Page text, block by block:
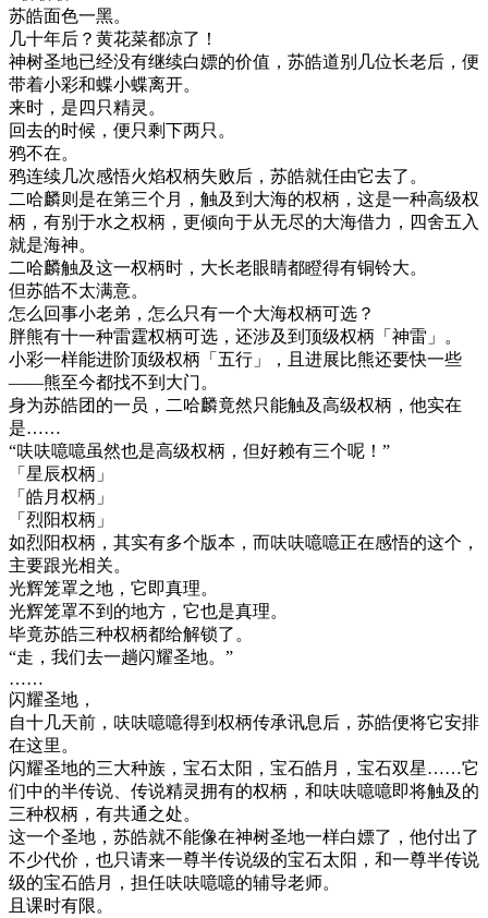
苏皓面色一黑。
几十年后？黄花菜都凉了！
神树圣地已经没有继续白嫖的价值，苏皓道别几位长老后，便
带着小彩和蝶小蝶离开。
来时，是四只精灵。
回去的时候，便只剩下两只。
鸦不在。
鸦连续几次感悟火焰权柄失败后，苏皓就任由它去了。
二哈麟则是在第三个月，触及到大海的权柄，这是一种高级权
柄，有别于水之权柄，更倾向于从无尽的大海借力，四舍五入
就是海神。
二哈麟触及这一权柄时，大长老眼睛都瞪得有铜铃大。
但苏皓不太满意。
怎么回事小老弟，怎么只有一个大海权柄可选？
胖熊有十一种雷霆权柄可选，还涉及到顶级权柄「神雷」。
小彩一样能进阶顶级权柄「五行」，且进展比熊还要快一些
——熊至今都找不到大门。
身为苏皓团的一员，二哈麟竟然只能触及高级权柄，他实在
是……
“呋呋噫噫虽然也是高级权柄，但好赖有三个呢！”
「星辰权柄」
「皓月权柄」
「烈阳权柄」
如烈阳权柄，其实有多个版本，而呋呋噫噫正在感悟的这个，
主要跟光相关。
光辉笼罩之地，它即真理。
光辉笼罩不到的地方，它也是真理。
毕竟苏皓三种权柄都给解锁了。
“走，我们去一趟闪耀圣地。”
……
闪耀圣地，
自十几天前，呋呋噫噫得到权柄传承讯息后，苏皓便将它安排
在这里。
闪耀圣地的三大种族，宝石太阳，宝石皓月，宝石双星……它
们中的半传说、传说精灵拥有的权柄，和呋呋噫噫即将触及的
三种权柄，有共通之处。
这一个圣地，苏皓就不能像在神树圣地一样白嫖了，他付出了
不少代价，也只请来一尊半传说级的宝石太阳，和一尊半传说
级的宝石皓月，担任呋呋噫噫的辅导老师。
且课时有限。